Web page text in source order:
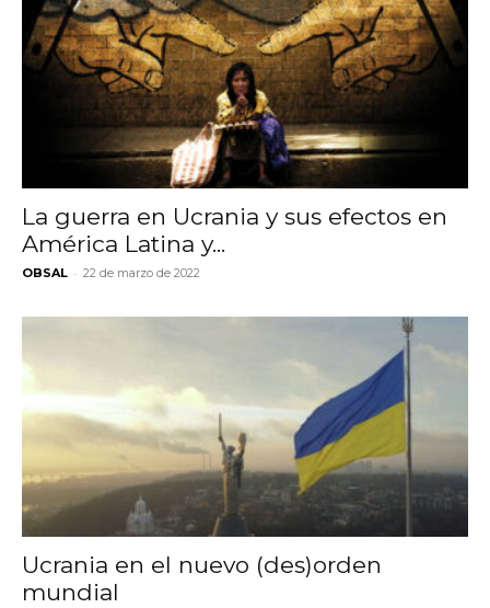
La guerra en Ucrania y sus efectos en
América Latina y...
OBSAL - 22 de marzo de 2022
Ucrania en el nuevo (des)orden
mundial